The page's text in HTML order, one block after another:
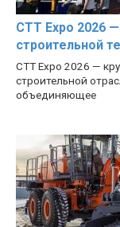
CTT Expo 2026
строительной
CTT Expo 2026 —
строительной
объединяющее